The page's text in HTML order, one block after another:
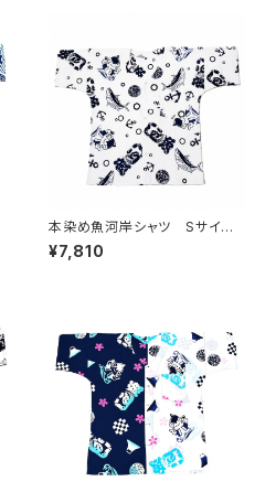
本染め魚河岸シャツ Sサイ
ズ 認定証付き 木綿晒 やい
ちゃん 海ものがたり 白×
¥7,810